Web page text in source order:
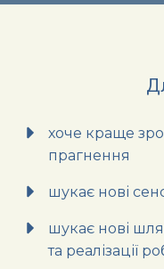
хоче краще
прагнення
шукає нові
шукає нові
та реалізації